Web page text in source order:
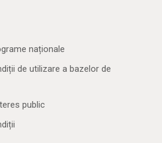
naționale
de utilizare a bazelor de
public